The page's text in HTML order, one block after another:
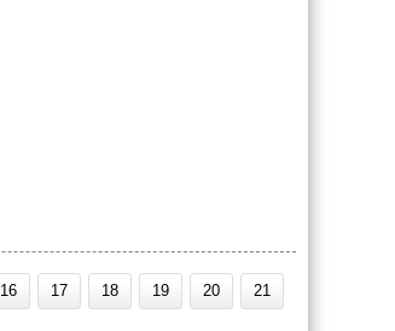
16 17 18 19 20 21